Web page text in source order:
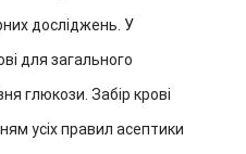
досліджень. У
для загального
глюкози. Забір крові
усіх правил асептики